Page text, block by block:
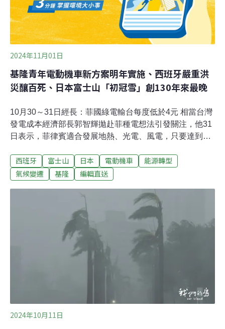
2024年11月01日
基隆青年電動機車新方案明年實施、西班牙嚴重洪
災釀百死、日本富士山「初冠雪」創130年來最晚
10月30～31日經長：菲國綠電輸台每度低於4元 相當台灣
發電成本經濟部長郭智輝拋赴菲種電想法引發關注，他31
日表示，菲律賓適合發展地熱、光電、風電，只要達到規
元，相當於台灣發電成本，亦可落實境外關內政策。（中
央社報導）假清運、真盜採！大甲警逮獲6名現行犯台中
挖，且多輛砂石車不斷載運土方離開。警方獲報後立即前
往蒐證查處，當場查獲現場負責人、挖土機及砂石車駕駛
等共6人，涉嫌非法盜採砂石並載運至砂石廠出售，警方
將6人依違反區域計畫法、組織犯罪條例、加重竊盜等罪
嫌移送台中地檢署偵辦，檢警正進一步追查幕後是否有不
法集團操控。（自由時報報導）
西班牙 富士山 日本 電動機車
能源轉型
氣候變遷
基隆 編輯直送
2024年10月11日